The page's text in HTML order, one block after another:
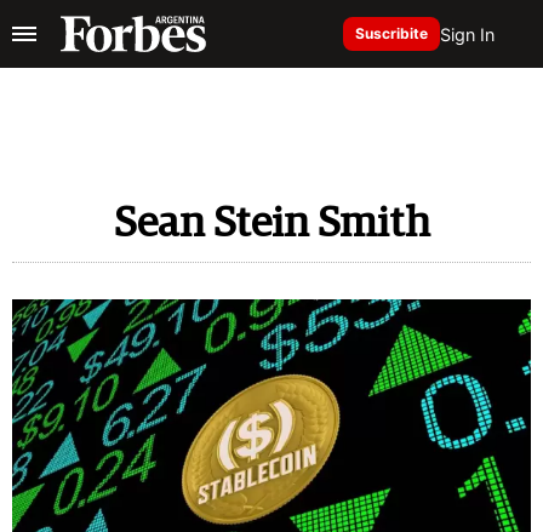
Suscribite Sign In
Sean Stein Smith